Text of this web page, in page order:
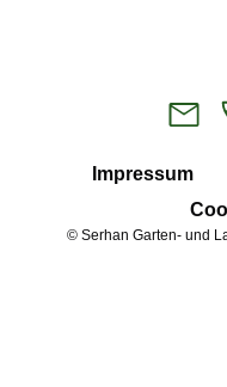
Impressum
© Serhan Garten- und